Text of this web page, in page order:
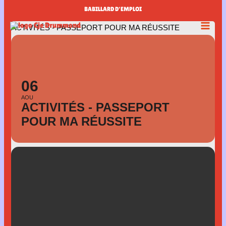
contenu
BABILLARD D'EMPLOI
ACTIVITÉS - PASSEPORT POUR MA RÉUSSITE
06
AOU
ACTIVITÉS - PASSEPORT
POUR MA RÉUSSITE